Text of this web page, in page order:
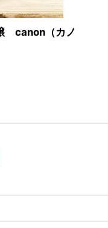
canon（カノ